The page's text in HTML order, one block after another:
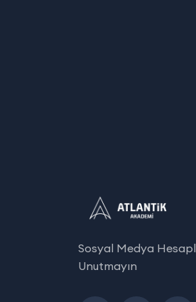
Sosyal Medya
Unutmayın